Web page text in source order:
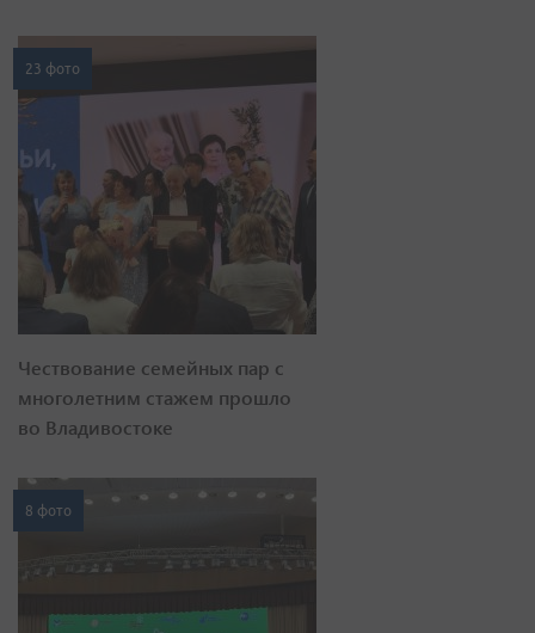
23 фото
Чествование семейных пар с
многолетним стажем прошло
во Владивостоке
8 фото